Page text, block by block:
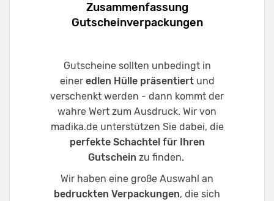
Zusammenfassung
Gutscheinverpackungen
Gutscheine sollten unbedingt in
einer edlen Hülle präsentiertund
verschenkt werden - dann kommt der
wahre Wert zum Ausdruck. Wir von
madika.de unterstützen Sie dabei, die
perfekte Schachtel für Ihren
Gutschein zu finden.
Wir haben eine große Auswahl an
bedruckten Verpackungen, die sich